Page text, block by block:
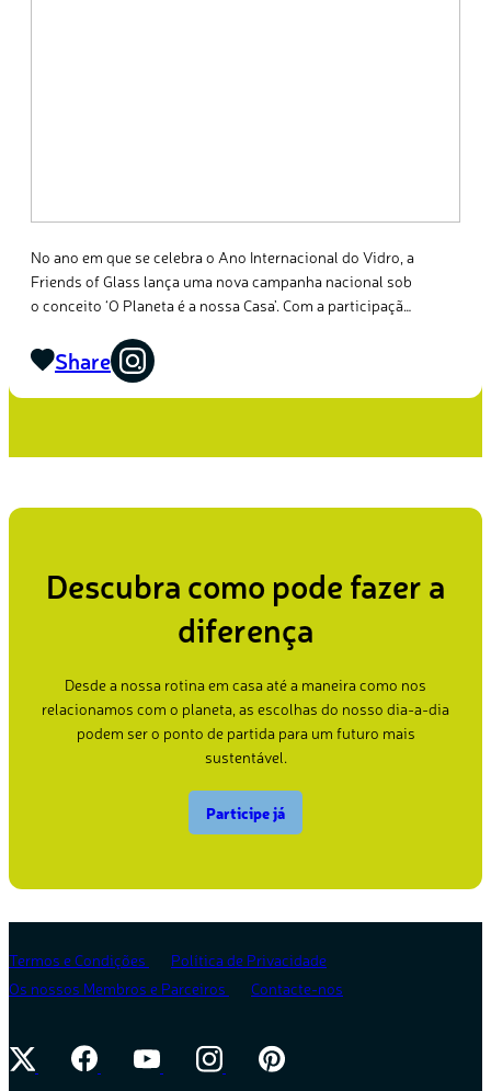
No ano em que se celebra o Ano Internacional do Vidro, a
Friends of Glass lança uma nova campanha nacional sob
o conceito ‘O Planeta é a nossa Casa’. Com a participação
@joao.montez, a campanha inverte a lógica das House
Tours.
Share
Descubra como pode fazer a
diferença
Desde a nossa rotina em casa até a maneira como nos
relacionamos com o planeta, as escolhas do nosso dia-a-dia
podem ser o ponto de partida para um futuro mais
sustentável.
Participe já
Termos e Condições
Política de Privacidade
Os nossos Membros e Parceiros
Contacte-nos